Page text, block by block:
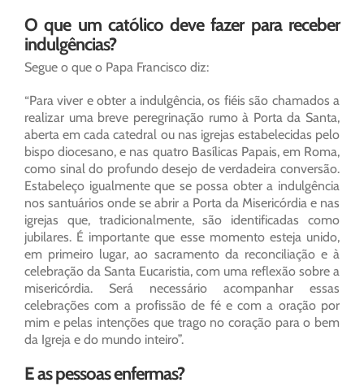
O que um católico deve fazer para receber
indulgências?
Segue o que o Papa Francisco diz:
“Para viver e obter a indulgência, os fiéis são chamados a
realizar uma breve peregrinação rumo à Porta da Santa,
aberta em cada catedral ou nas igrejas estabelecidas pelo
bispo diocesano, e nas quatro Basílicas Papais, em Roma,
como sinal do profundo desejo de verdadeira conversão.
Estabeleço igualmente que se possa obter a indulgência
nos santuários onde se abrir a Porta da Misericórdia e nas
igrejas que, tradicionalmente, são identificadas como
jubilares. É importante que esse momento esteja unido,
em primeiro lugar, ao sacramento da reconciliação e à
celebração da Santa Eucaristia, com uma reflexão sobre a
misericórdia. Será necessário acompanhar essas
celebrações com a profissão de fé e com a oração por
mim e pelas intenções que trago no coração para o bem
da Igreja e do mundo inteiro”.
E as pessoas enfermas?